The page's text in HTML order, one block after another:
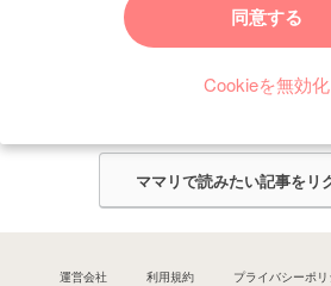
同意する
Cookieを無効化
ママリ編集部がみなさんのご意見をもとに記
ママリで読みたい記事をリ
運営会社 利用規約 プライバシーポリ